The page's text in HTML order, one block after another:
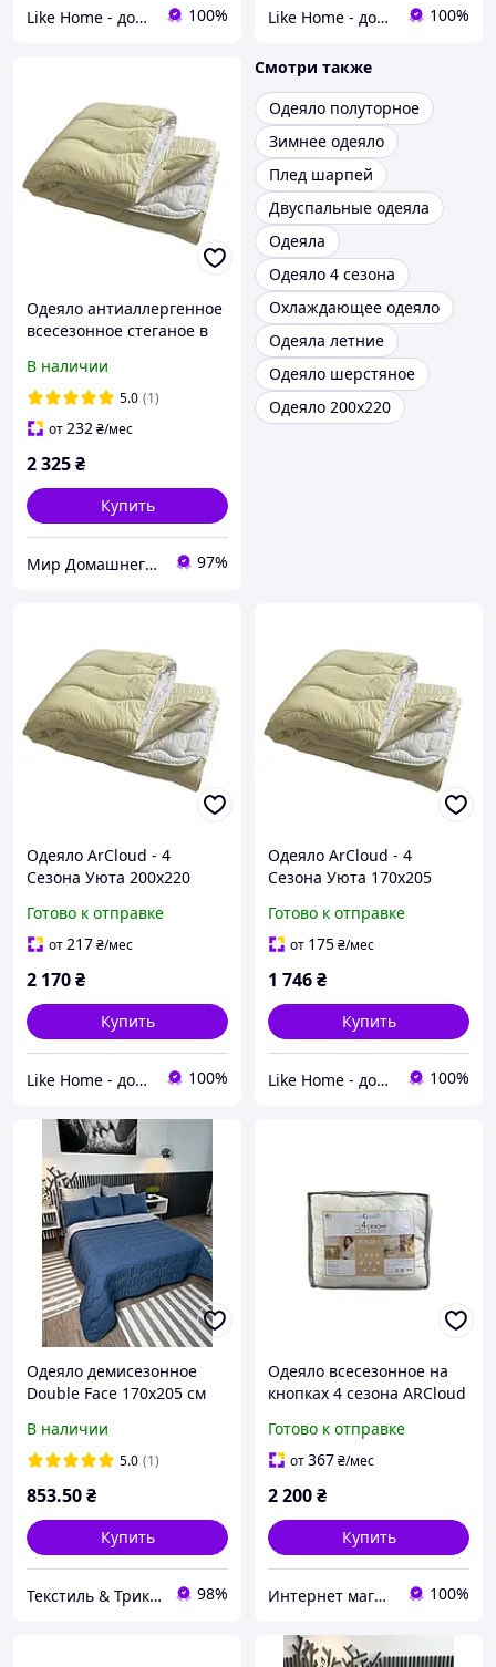
Like Home - домашний уют для всей семьи. Будьте как дома 🤗 100% Like Home - домашний уют для всей семьи. Будьте как дома 🤗 100%
Одеяло антиаллергенное
всесезонное стеганое в
Сезона Уюта Евро
200x220 см
В наличии
5.0 (1)
от232₴/мес
2 325₴
Купить
Мир Домашнего Уюта 97%
Смотри также
Одеяло полуторное
Зимнее одеяло
Плед шарпей
Двуспальные одеяла
Одеяла
Одеяло 4 сезона
Охлаждающее одеяло
Одеяла летние
Одеяло шерстяное
Одеяло 200х220
Одеяло ArCloud - 4
Сезона Уюта 200x220
Готово к отправке
от217₴/мес
2 170₴
Купить
Like Home - домашний уют для всей семьи. Будьте как дома 🤗 100%
Одеяло ArCloud - 4
Сезона Уюта 170x205
м2)
Готово к отправке
от 175₴/мес
1 746₴
Купить
Like Home - домашний уют для всей семьи. Будьте как дома 🤗 100%
Одеяло демисезонное
Double Face 170х205 см
В наличии
5.0 (1)
853.50₴
Купить
Текстиль & Трикотаж — текстиль для всей семьи 98%
Одеяло всесезонное на
кнопках 4 сезона ARCloud
Готово к отправке
от367₴/мес
2 200₴
Купить
Интернет магазин тканин "Улюблена Постіль" 100%